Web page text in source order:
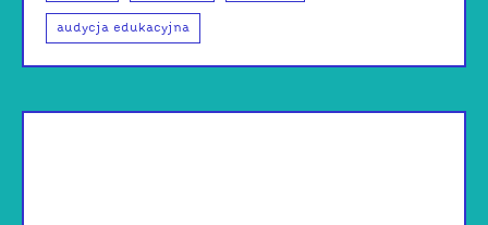
audycja edukacyjna